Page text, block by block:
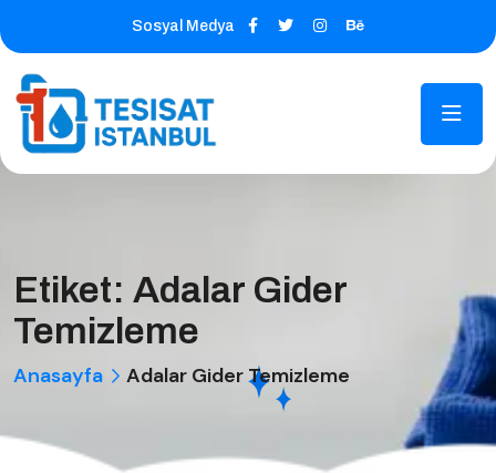
Sosyal Medya
Etiket: Adalar Gider
Temizleme
Anasayfa Adalar Gider Temizleme